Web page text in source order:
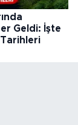
Geldi: İşte